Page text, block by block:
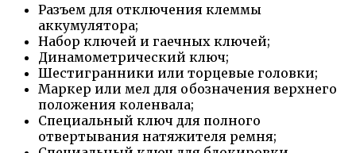
Разъем для отключения клеммы
аккумулятора;
Набор ключей и гаечных ключей;
Динамометрический ключ;
Шестигранники или торцевые головки;
Маркер или мел для обозначения верхнего
положения коленвала;
Специальный ключ для полного
отвертывания натяжителя ремня;